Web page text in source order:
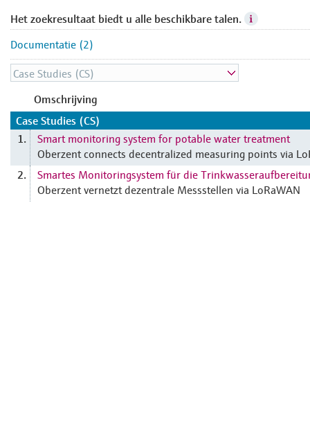
Het zoekresultaat biedt u alle beschikbare talen.
Documentatie (2)
Omschrijving
Case Studies (CS)
1.
Smart monitoring system for potable water treatment
Oberzent connects decentralized measuring points via
2.
Smartes Monitoringsystem für die
Oberzent vernetzt dezentrale Messstellen via LoRaWAN